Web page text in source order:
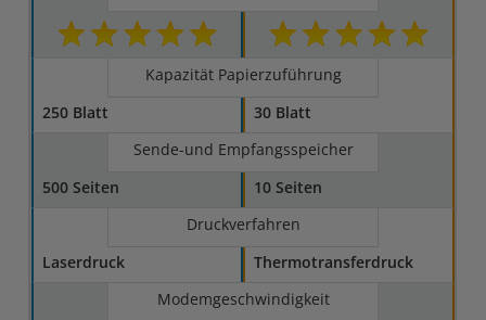
Kapazität Papierzuführung
250 Blatt
30 Blatt
Sende-und Empfangsspeicher
500 Seiten
10 Seiten
Druckverfahren
Laserdruck
Thermotransferdruck
Modemgeschwindigkeit